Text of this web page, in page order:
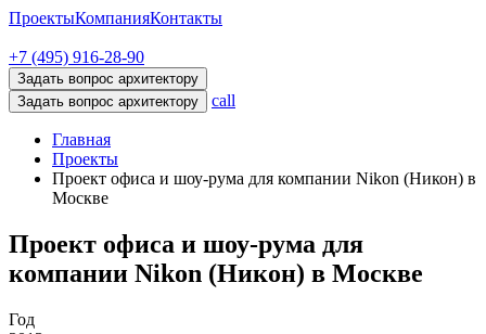
ПроектыКомпанияКонтакты
+7 (495) 916-28-90
Задать вопрос архитектору
Задать вопрос архитектору
call
Главная
Проекты
Проект офиса и шоу-рума для компании Nikon (Никон) в
Москве
Проект офиса и шоу-рума для
компании Nikon (Никон) в Москве
Год